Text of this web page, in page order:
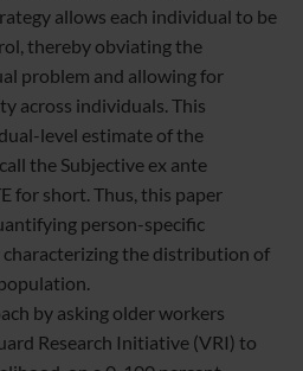
allows each individual to be
thereby obviating the
problem and allowing for
across individuals. This
level estimate of the
the Subjective ex ante
for short. Thus, this paper
person-specific
the distribution of
by asking older workers
Research Initiative (VRI) to